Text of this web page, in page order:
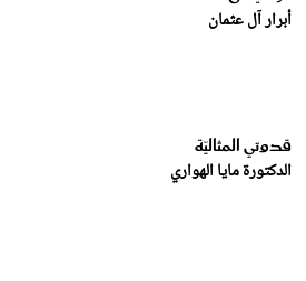
أبرار آل عثمان
قدوتي المثاليّة
الدكتورة مايا الهواري